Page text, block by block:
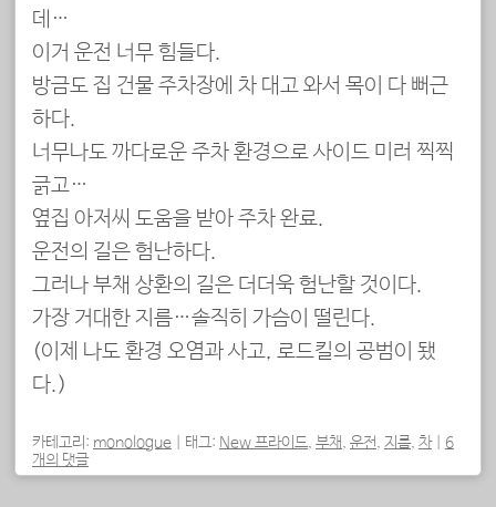
데…
이거 운전 너무 힘들다.
방금도 집 건물 주차장에 차 대고 와서 목이 다 뻐근
하다.
너무나도 까다로운 주차 환경으로 사이드 미러 찍찍
긁고…
옆집 아저씨 도움을 받아 주차 완료.
운전의 길은 험난하다.
그러나 부채 상환의 길은 더더욱 험난할 것이다.
가장 거대한 지름…솔직히 가슴이 떨린다.
(이제 나도 환경 오염과 사고, 로드킬의 공범이 됐
다.)
카테고리: monologue 태그: New 프라이드, 부채, 운전, 지름, 차
6
개의 댓글